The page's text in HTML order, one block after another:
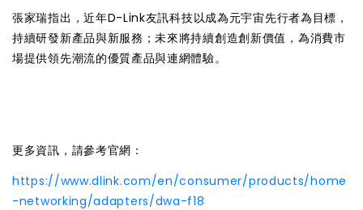
張家瑞指出，近年D-Link友訊科技以成為元宇宙先行者為目標，
持續研發新產品與新服務；未來將持續創造創新價值，為消費市
場提供領先潮流的優質產品與連網體驗。
更多資訊，請參考官網：
https://www.dlink.com/en/consumer/products/home
-networking/adapters/dwa-f18